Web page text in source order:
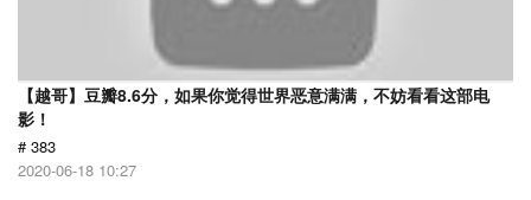
【越哥】豆瓣8.6分，如果你觉得世界恶意满满，不妨看看这部电
影！
# 383
2020-06-18 10:27